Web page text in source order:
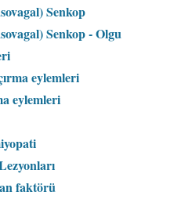
Senkop
Senkop - Olgu
eylemleri
eylemleri
faktörü